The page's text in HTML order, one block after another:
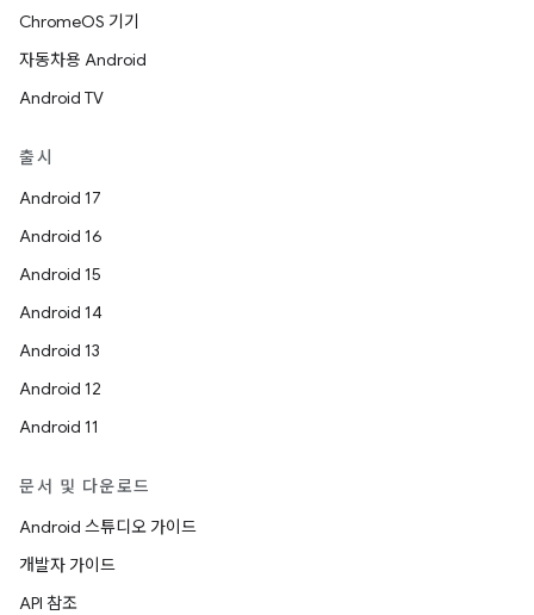
ChromeOS 기기
자동차용 Android
Android TV
출시
Android 17
Android 16
Android 15
Android 14
Android 13
Android 12
Android 11
문서 및 다운로드
Android 스튜디오 가이드
개발자 가이드
API 참조